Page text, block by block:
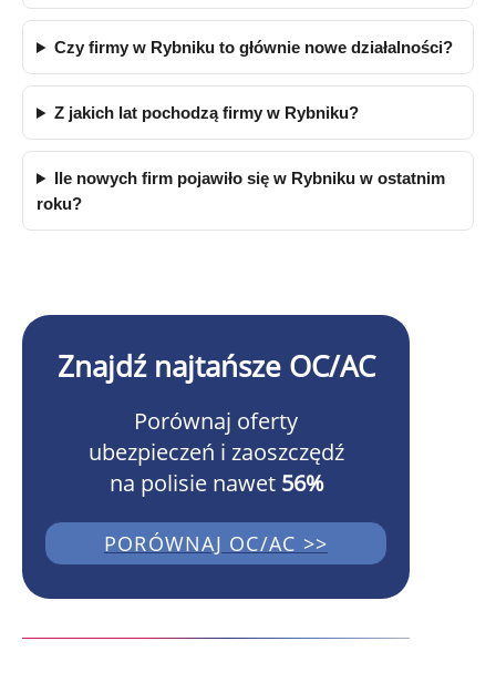
Czy firmy w Rybniku to głównie nowe działalności?
Z jakich lat pochodzą firmy w Rybniku?
Ile nowych firm pojawiło się w Rybniku w ostatnim
roku?
Znajdź najtańsze OC/AC
Porównaj oferty
ubezpieczeń i zaoszczędź
na polisie nawet 56%
PORÓWNAJ OC/AC >>